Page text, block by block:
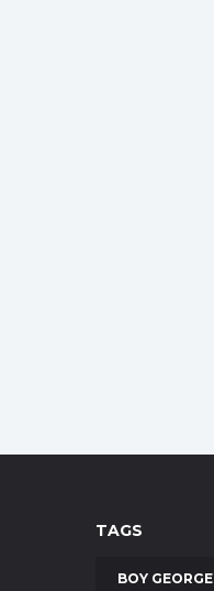
TAGS
BOY GEORGE